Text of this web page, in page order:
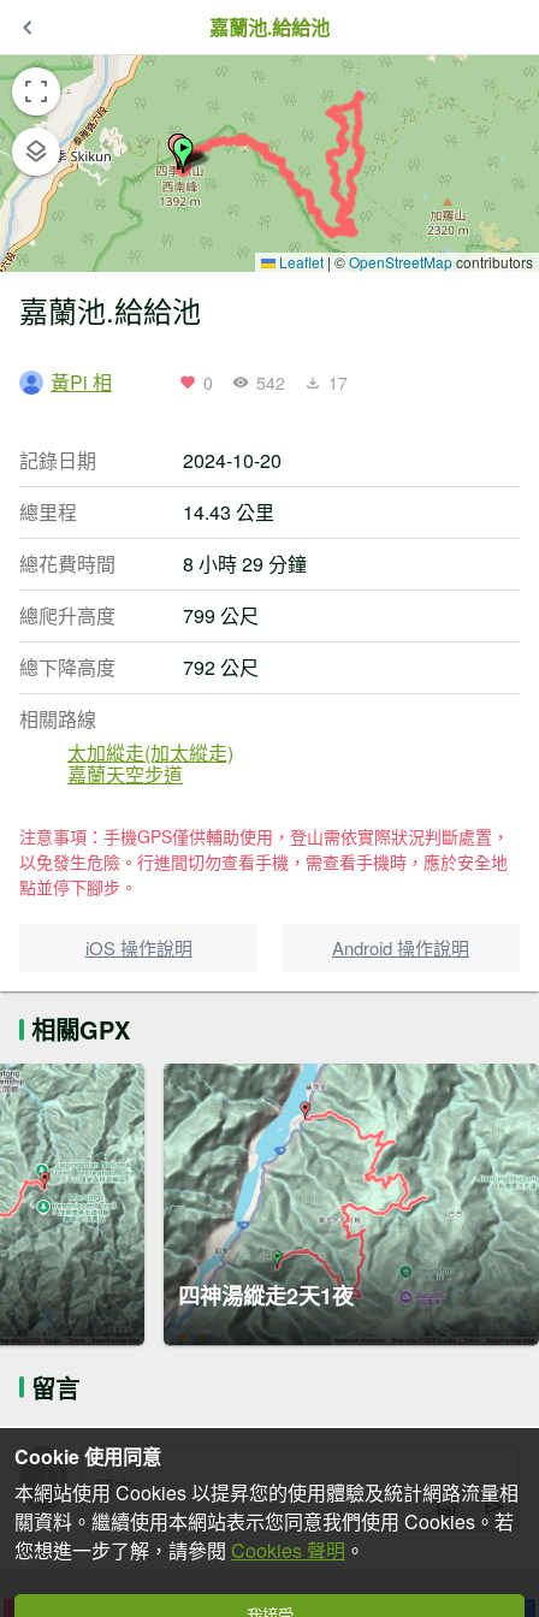
嘉蘭池.給給池
Leaflet | ©OpenStreetMapcontributors
嘉蘭池.給給池
黃Pi 相 0 542 17
記錄日期
2024-10-20
總里程
14.43 公里
總花費時間
8 小時 29 分鐘
總爬升高度
799 公尺
總下降高度
792 公尺
相關路線
太加縱走(加太縱走)
嘉蘭天空步道
注意事項：手機GPS僅供輔助使用，登山需依實際狀況判斷處置，
以免發生危險。行進間切勿查看手機，需查看手機時，應於安全地
點並停下腳步。
iOS 操作說明 Android 操作說明
相關GPX
四神湯縱走2天1夜
留言
Cookie 使用同意
本網站使用 Cookies 以提昇您的使用體驗及統計網路流量相
關資料。繼續使用本網站表示您同意我們使用 Cookies。若
您想進一步了解，請參閱 Cookies 聲明 。